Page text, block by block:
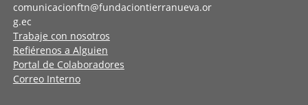
comunicacionftn@fundaciontierranueva.or
g.ec
Trabaje con nosotros
Refiérenos a Alguien
Portal de Colaboradores
Correo Interno